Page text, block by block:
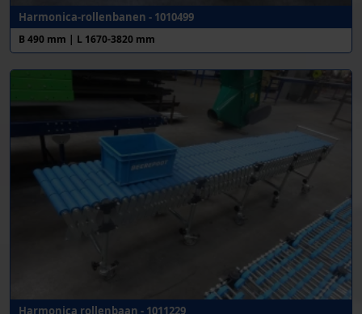
Harmonica-rollenbanen - 1010499
B 490 mm | L 1670-3820 mm
Harmonica rollenbaan - 1011229